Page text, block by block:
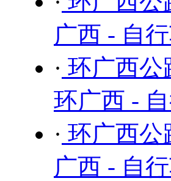
广西 - 自
· 环广西
环广西 -
· 环广西
广西 - 自